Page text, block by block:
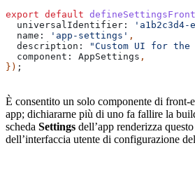
export default
  universalIdentifier:
'a1b2c3d4-
  name:
'app-settings' ,
  description:
"Custom UI for
  component:
AppSettings ,
}) ;
È consentito un solo componente di front-
app; dichiararne più di uno fa fallire la
scheda Settings dell’app renderizza
dell’interfaccia utente di configurazione